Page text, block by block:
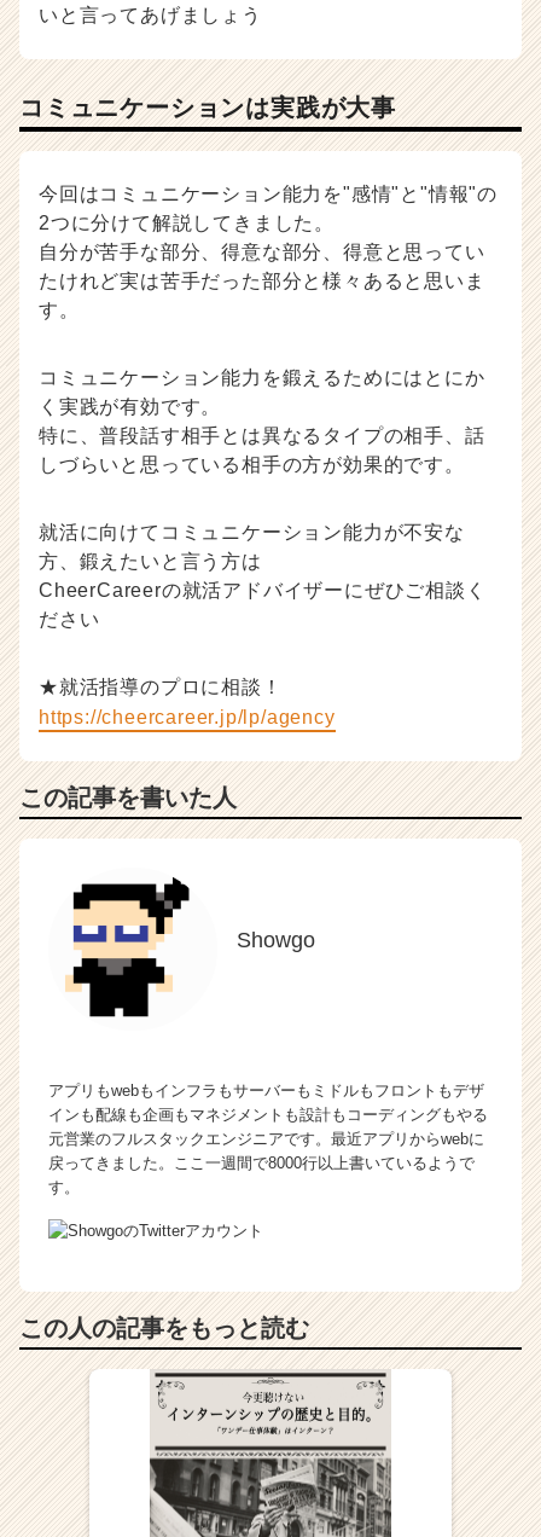
いと言ってあげましょう
コミュニケーションは実践が大事
今回はコミュニケーション能力を"感情"と"情報"の
2つに分けて解説してきました。
自分が苦手な部分、得意な部分、得意と思ってい
たけれど実は苦手だった部分と様々あると思いま
す。
コミュニケーション能力を鍛えるためにはとにか
く実践が有効です。
特に、普段話す相手とは異なるタイプの相手、話
しづらいと思っている相手の方が効果的です。
就活に向けてコミュニケーション能力が不安な
方、鍛えたいと言う方は
CheerCareerの就活アドバイザーにぜひご相談く
ださい
★就活指導のプロに相談！
https://cheercareer.jp/lp/agency
この記事を書いた人
Showgo
アプリもwebもインフラもサーバーもミドルもフロントもデザ
インも配線も企画もマネジメントも設計もコーディングもやる
元営業のフルスタックエンジニアです。最近アプリからwebに
戻ってきました。ここ一週間で8000行以上書いているようで
す。
この人の記事をもっと読む